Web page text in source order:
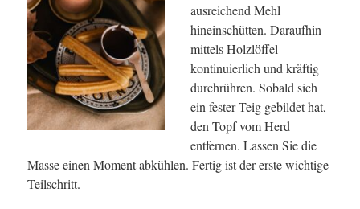
ausreichend Mehl
hineinschütten. Daraufhin
mittels Holzlöffel
kontinuierlich und kräftig
durchrühren. Sobald sich
ein fester Teig gebildet hat,
den Topf vom Herd
entfernen. Lassen Sie die
Masse einen Moment abkühlen. Fertig ist der erste wichtige
Teilschritt.